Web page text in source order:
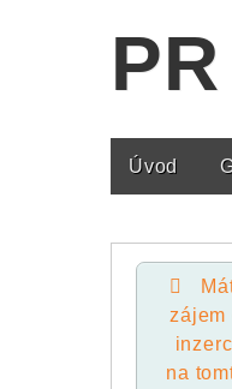
Main
Úvod
zájem
na